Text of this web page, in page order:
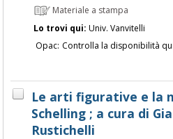
Materiale a stampa
Lo trovi qui: Univ. Vanvitelli
Opac: Controlla la disponibilità
Le arti figurative e la
Schelling ; a cura di
Rustichelli